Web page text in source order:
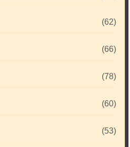
(62)
(66)
(78)
(60)
(53)